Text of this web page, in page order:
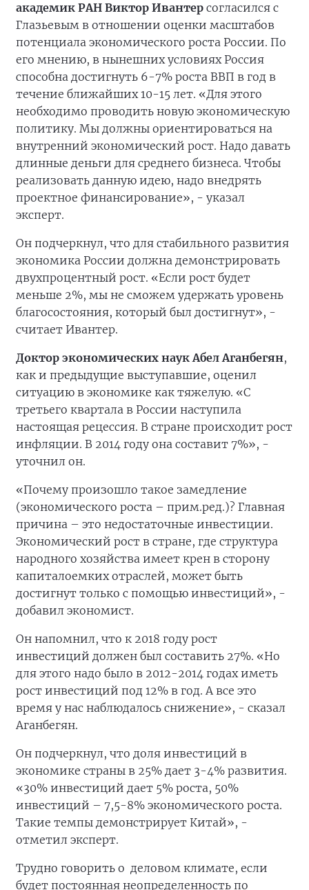
академик РАН Виктор Ивантер согласился с
Глазьевым в отношении оценки масштабов
потенциала экономического роста России. По
его мнению, в нынешних условиях Россия
способна достигнуть 6-7% роста ВВП в год в
течение ближайших 10-15 лет. «Для этого
необходимо проводить новую экономическую
политику. Мы должны ориентироваться на
внутренний экономический рост. Надо давать
длинные деньги для среднего бизнеса. Чтобы
реализовать данную идею, надо внедрять
проектное финансирование», - указал
эксперт.
Он подчеркнул, что для стабильного развития
экономика России должна демонстрировать
двухпроцентный рост. «Если рост будет
меньше 2%, мы не сможем удержать уровень
благосостояния, который был достигнут», -
считает Ивантер.
Доктор экономических наук Абел Аганбегян,
как и предыдущие выступавшие, оценил
ситуацию в экономике как тяжелую. «С
третьего квартала в России наступила
настоящая рецессия. В стране происходит рост
инфляции. В 2014 году она составит 7%», -
уточнил он.
«Почему произошло такое замедление
(экономического роста – прим.ред.)? Главная
причина – это недостаточные инвестиции.
Экономический рост в стране, где структура
народного хозяйства имеет крен в сторону
капиталоемких отраслей, может быть
достигнут только с помощью инвестиций», -
добавил экономист.
Он напомнил, что к 2018 году рост
инвестиций должен был составить 27%. «Но
для этого надо было в 2012-2014 годах иметь
рост инвестиций под 12% в год. А все это
время у нас наблюдалось снижение», - сказал
Аганбегян.
Он подчеркнул, что доля инвестиций в
экономике страны в 25% дает 3-4% развития.
«30% инвестиций дает 5% роста, 50%
инвестиций – 7,5-8% экономического роста.
Такие темпы демонстрирует Китай», -
отметил эксперт.
Трудно говорить о деловом климате, если
будет постоянная неопределенность по